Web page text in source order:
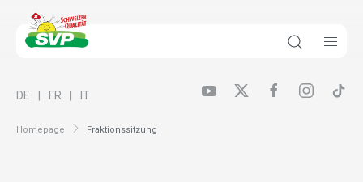
Homepage Fraktionssitzung
DE FR IT